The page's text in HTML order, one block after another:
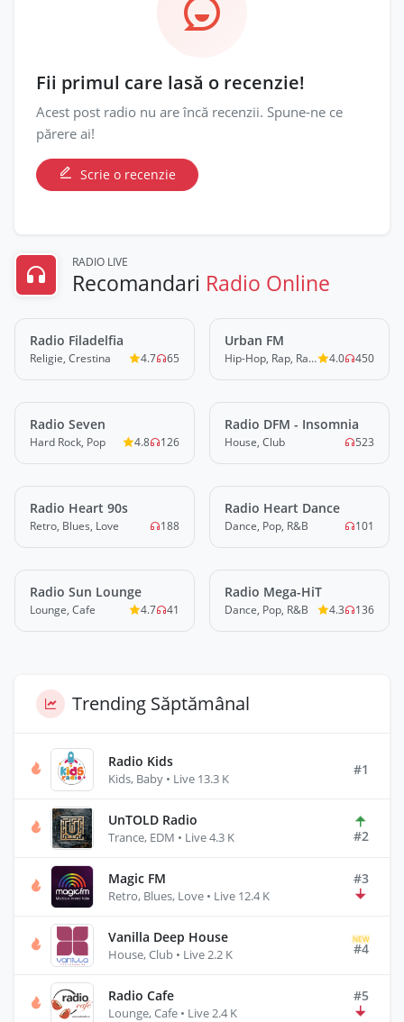
Fii primul care lasă o recenzie!
Acest post radio nu are încă recenzii. Spune-ne ce
părere ai!
Scrie o recenzie
RADIO LIVE
Recomandari Radio Online
LIVE
Radio Filadelfia
Religie, Crestina 4.7 65
LIVE
Urban FM
Hip-Hop, Rap, Rap, Trap, Urban 4.0 450
LIVE
Radio Seven
Hard Rock, Pop 4.8 126
LIVE
Radio DFM - Insomnia
House, Club 523
LIVE
Radio Heart 90s
Retro, Blues, Love 188
LIVE
Radio Heart Dance
Dance, Pop, R&B 101
LIVE
Radio Sun Lounge
Lounge, Cafe 4.7 41
LIVE
Radio Mega-HiT
Dance, Pop, R&B 4.3 136
Trending Săptămânal
Radio Kids
Kids, Baby • Live 13.3 K
#1
UnTOLD Radio
Trance, EDM • Live 4.3 K #2
Magic FM
Retro, Blues, Love • Live 12.4 K
#3
Vanilla Deep House
House, Club • Live 2.2 K
NEW
#4
Radio Cafe
Lounge, Cafe • Live 2.4 K
#5